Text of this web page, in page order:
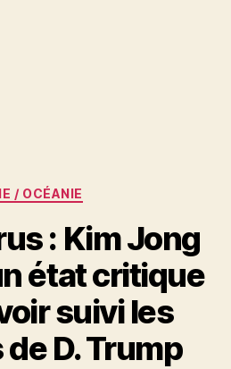
Catégories
/ OCÉANIE
: Kim Jong
état critique
suivi les
D. Trump